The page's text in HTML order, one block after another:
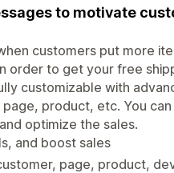
to motivate
customers put more
order to get your free
customizable with
product, etc. You
optimize the sales.
and boost sales
page, product,